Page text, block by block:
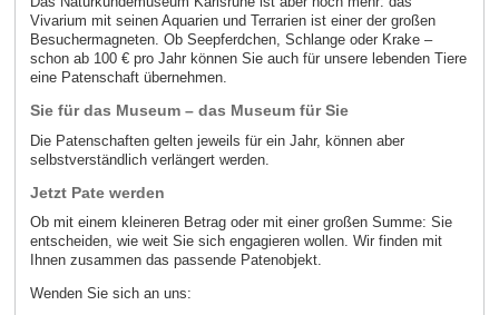
Vivarium mit seinen Aquarien und Terrarien ist einer der großen
Besuchermagneten. Ob Seepferdchen, Schlange oder Krake –
schon ab 100 € pro Jahr können Sie auch für unsere lebenden Tiere
eine Patenschaft übernehmen.
Sie für das Museum – das Museum für Sie
Die Patenschaften gelten jeweils für ein Jahr, können aber
selbstverständlich verlängert werden.
Jetzt Pate werden
Ob mit einem kleineren Betrag oder mit einer großen Summe: Sie
entscheiden, wie weit Sie sich engagieren wollen. Wir finden mit
Ihnen zusammen das passende Patenobjekt.
Wenden Sie sich an uns: